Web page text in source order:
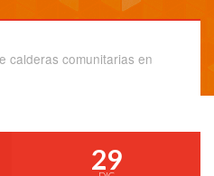
calderas comunitarias en
29